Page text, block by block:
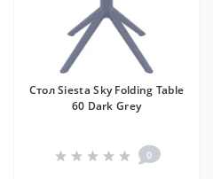
Cтол Siesta Sky Folding Table
60 Dark Grey
0